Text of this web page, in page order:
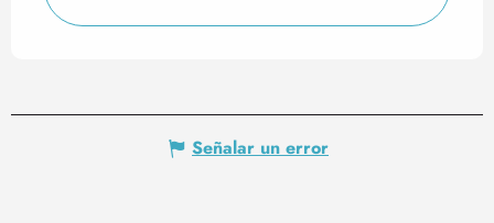
Señalar un error